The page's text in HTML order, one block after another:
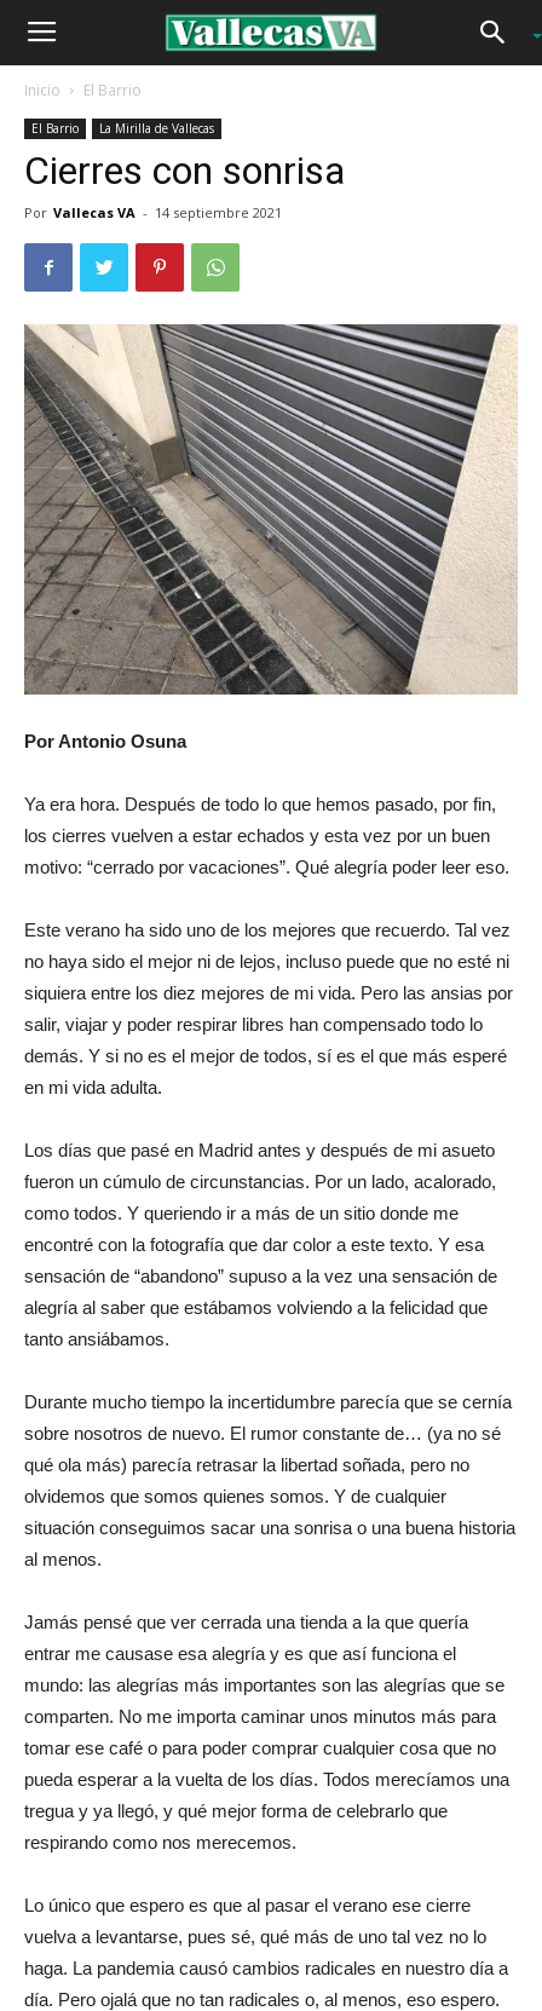
Inicio El Barrio
El Barrio La Mirilla de Vallecas
Cierres con sonrisa
Por Vallecas VA - 14 septiembre 2021
Por Antonio Osuna
Ya era hora. Después de todo lo que hemos pasado, por fin,
los cierres vuelven a estar echados y esta vez por un buen
motivo: “cerrado por vacaciones”. Qué alegría poder leer eso.
Este verano ha sido uno de los mejores que recuerdo. Tal vez
no haya sido el mejor ni de lejos, incluso puede que no esté ni
siquiera entre los diez mejores de mi vida. Pero las ansias por
salir, viajar y poder respirar libres han compensado todo lo
demás. Y si no es el mejor de todos, sí es el que más esperé
en mi vida adulta.
Los días que pasé en Madrid antes y después de mi asueto
fueron un cúmulo de circunstancias. Por un lado, acalorado,
como todos. Y queriendo ir a más de un sitio donde me
encontré con la fotografía que dar color a este texto. Y esa
sensación de “abandono” supuso a la vez una sensación de
alegría al saber que estábamos volviendo a la felicidad que
tanto ansiábamos.
Durante mucho tiempo la incertidumbre parecía que se cernía
sobre nosotros de nuevo. El rumor constante de… (ya no sé
qué ola más) parecía retrasar la libertad soñada, pero no
olvidemos que somos quienes somos. Y de cualquier
situación conseguimos sacar una sonrisa o una buena historia
al menos.
Jamás pensé que ver cerrada una tienda a la que quería
entrar me causase esa alegría y es que así funciona el
mundo: las alegrías más importantes son las alegrías que se
comparten. No me importa caminar unos minutos más para
tomar ese café o para poder comprar cualquier cosa que no
pueda esperar a la vuelta de los días. Todos merecíamos una
tregua y ya llegó, y qué mejor forma de celebrarlo que
respirando como nos merecemos.
Lo único que espero es que al pasar el verano ese cierre
vuelva a levantarse, pues sé, qué más de uno tal vez no lo
haga. La pandemia causó cambios radicales en nuestro día a
día. Pero ojalá que no tan radicales o, al menos, eso espero.